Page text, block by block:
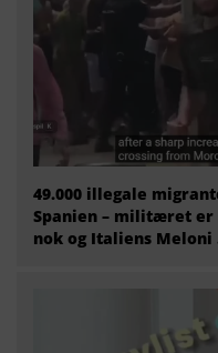
49.000 illegale
Spanien – militæret er
nok og Italiens Meloni